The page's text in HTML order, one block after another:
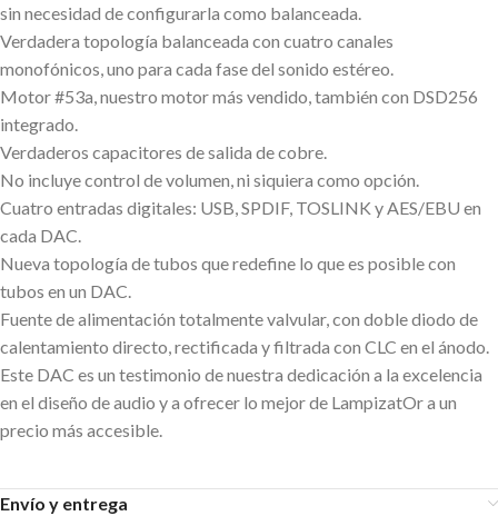
sin necesidad de configurarla como balanceada.
Verdadera topología balanceada con cuatro canales
monofónicos, uno para cada fase del sonido estéreo.
Motor #53a, nuestro motor más vendido, también con DSD256
integrado.
Verdaderos capacitores de salida de cobre.
No incluye control de volumen, ni siquiera como opción.
Cuatro entradas digitales: USB, SPDIF, TOSLINK y AES/EBU en
cada DAC.
Nueva topología de tubos que redefine lo que es posible con
tubos en un DAC.
Fuente de alimentación totalmente valvular, con doble diodo de
calentamiento directo, rectificada y filtrada con CLC en el ánodo.
Este DAC es un testimonio de nuestra dedicación a la excelencia
en el diseño de audio y a ofrecer lo mejor de LampizatOr a un
precio más accesible.
Envío y entrega